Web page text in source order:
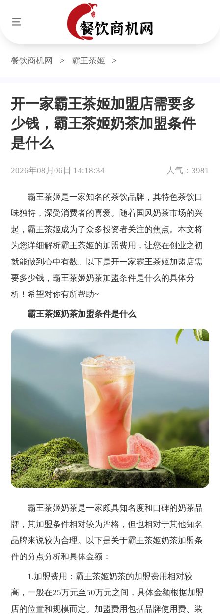
餐饮商机网 > 霸王茶姬 >
开一家霸王茶姬加盟店需要多
少钱，霸王茶姬奶茶加盟条件
是什么
2026年08月06日 14:18:34 人气：3981
霸王茶姬是一家知名的茶饮品牌，其特色茶饮口
味独特，深受消费者的喜爱。随着国风奶茶市场的兴
起，霸王茶姬成为了众多投资者关注的焦点。本文将
为您详细解析霸王茶姬的加盟费用，让您在创业之初
就能做到心中有数。以下是开一家霸王茶姬加盟店需
要多少钱，霸王茶姬奶茶加盟条件是什么的具体分
析！希望对你有所帮助~
霸王茶姬奶茶加盟条件是什么
霸王茶姬奶茶是一家颇具知名度和口碑的奶茶品
牌，其加盟条件相对较为严格，但也相对于其他知名
品牌来说较为合理。以下是关于霸王茶姬奶茶加盟条
件的分点分析和具体金额：
1.加盟费用：霸王茶姬奶茶的加盟费用相对较
高，一般在25万元至50万元之间，具体金额根据加盟
店的位置和规模而定。加盟费用包括品牌使用费、装